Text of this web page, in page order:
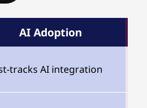
AI Adoption
tracks AI integration